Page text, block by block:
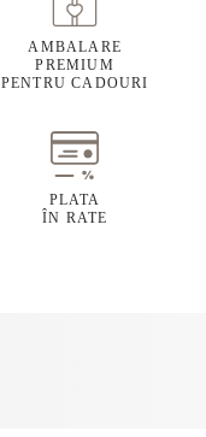
AMBALARE
PREMIUM
PENTRU CADOURI
PLATA
ÎN RATE